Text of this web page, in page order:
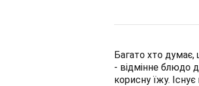
Багато хто думає,
- відмінне блюдо
корисну їжу.